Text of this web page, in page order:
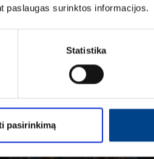
paslaugas surinktos informacijos.
Statistika
pasirinkimą
gaminiai